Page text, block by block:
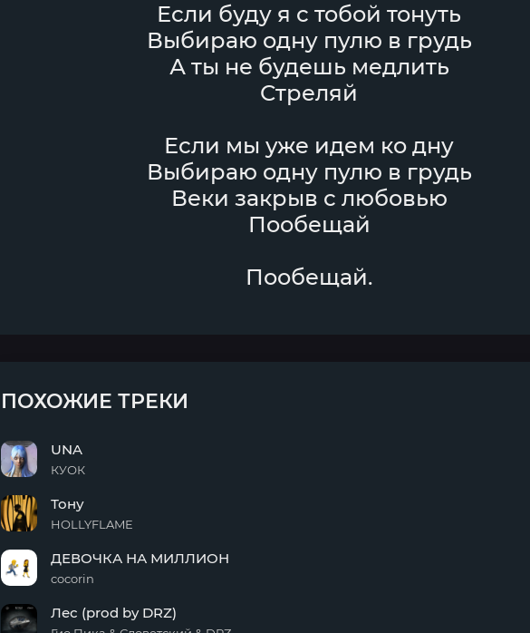
Если буду я с тобой тонуть
Выбираю одну пулю в грудь
А ты не будешь медлить
Стреляй
Если мы уже идем ко дну
Выбираю одну пулю в грудь
Веки закрыв с любовью
Пообещай
Пообещай.
ПОХОЖИЕ ТРЕКИ
UNA
КУОК
Тону
HOLLYFLAME
НА
ДЕВОЧКА НА МИЛЛИОН
cocorin
Лес (prod by DRZ)